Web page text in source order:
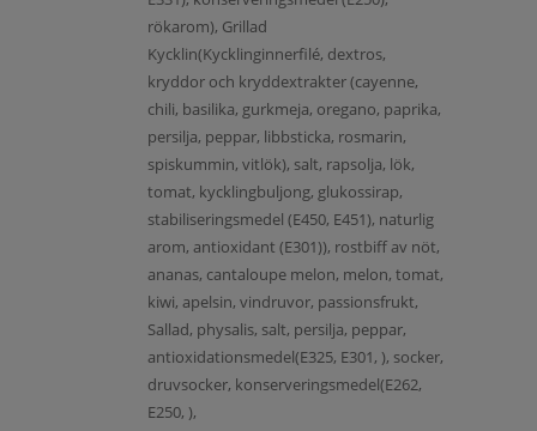
rökarom), Grillad
Kycklin(Kycklinginnerfilé, dextros,
kryddor och kryddextrakter (cayenne,
chili, basilika, gurkmeja, oregano, paprika,
persilja, peppar, libbsticka, rosmarin,
spiskummin, vitlök), salt, rapsolja, lök,
tomat, kycklingbuljong, glukossirap,
stabiliseringsmedel (E450, E451), naturlig
arom, antioxidant (E301)), rostbiff av nöt,
ananas, cantaloupe melon, melon, tomat,
kiwi, apelsin, vindruvor, passionsfrukt,
Sallad, physalis, salt, persilja, peppar,
antioxidationsmedel(E325, E301, ), socker,
druvsocker, konserveringsmedel(E262,
E250, ),